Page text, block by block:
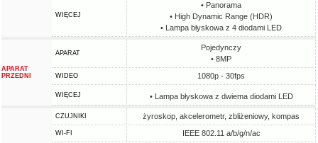
WIĘCEJ
• Panorama
• High Dynamic Range (HDR)
• Lampa błyskowa z 4 diodami LED
APARAT
PRZEDNI
APARAT
Pojedynczy
• 8MP
WIDEO 1080p - 30fps
WIĘCEJ • Lampa błyskowa z dwiema diodami LED
CZUJNIKI żyroskop, akcelerometr, zbliżeniowy, kompas
WI-FI IEEE 802.11 a/b/g/n/ac